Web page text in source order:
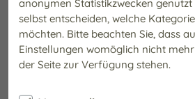
VORLESE- UND
Freitag, 7. November 2025
anonymen Statistikzwecken genutzt
selbst entscheiden, welche
möchten. Bitte beachten Sie, dass
Einstellungen womöglich nicht
der Seite zur Verfügung stehen.